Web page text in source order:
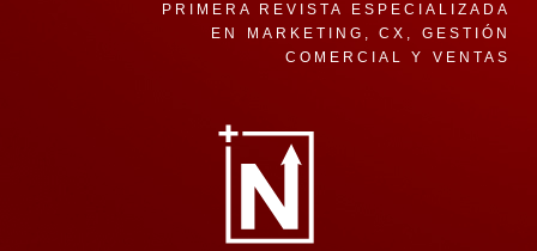
PRIMERA REVISTA ESPECIALIZADA
EN MARKETING, CX, GESTIÓN
COMERCIAL Y VENTAS